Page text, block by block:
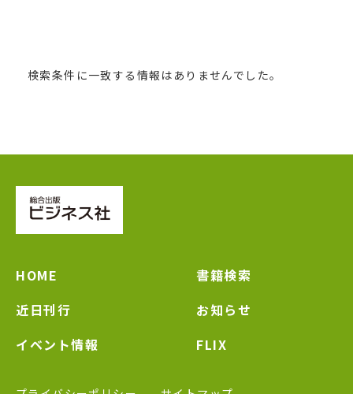
検索条件に一致する情報はありませんでした。
HOME
書籍検索
近日刊行
お知らせ
イベント情報
FLIX